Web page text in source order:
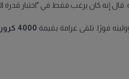
قال إنه كان يرغب فقط في "اختبار قدرة
فورًا. تلقى غرامة بقيمة 4000 كرون سويدي